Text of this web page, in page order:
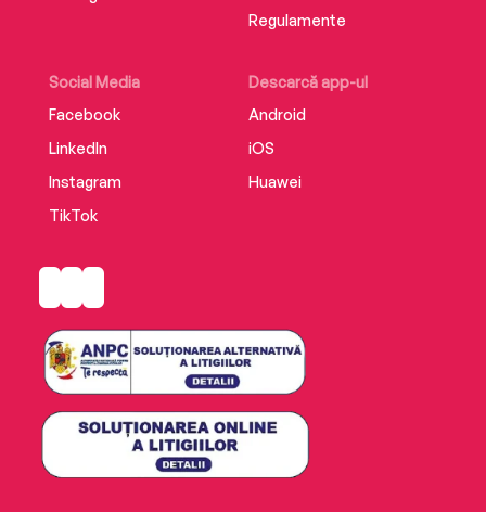
Social Media
Facebook
LinkedIn
Instagram
TikTok
Descarcă app-ul
Android
iOS
Huawei
Regulamente